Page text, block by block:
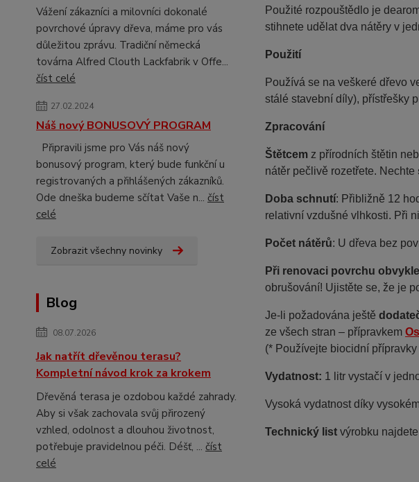
Vážení zákazníci a milovníci dokonalé
povrchové úpravy dřeva, máme pro vás
důležitou zprávu. Tradiční německá
továrna Alfred Clouth Lackfabrik v Offe...
číst celé
27.02.2024
Náš nový BONUSOVÝ PROGRAM
Připravili jsme pro Vás náš nový
bonusový program, který bude funkční u
registrovaných a přihlášených zákazníků.
Ode dneška budeme sčítat Vaše n... číst
celé
Zobrazit všechny novinky
Blog
08.07.2026
Jak natřít dřevěnou terasu?
Kompletní návod krok za krokem
Dřevěná terasa je ozdobou každé zahrady.
Aby si však zachovala svůj přirozený
vzhled, odolnost a dlouhou životnost,
potřebuje pravidelnou péči. Déšť, ... číst
celé
Použité rozpouštědlo je
stihnete udělat dva nátěry v
Použití
Používá se na veškeré dřevo
stálé stavební díly), přístřešky
Zpracování
Štětcemz přírodních štětin
nátěr pečlivě rozetřete. Nechte
Doba schnutí: Přibližně 12
relativní vzdušné vlhkosti. Při
Počet nátěrů: U dřeva bez
Při renovaci povrchu
obrušování! Ujistěte se, že je
Je-li požadována ještě
ze všech stran – přípravkem
(* Používejte biocidní
Vydatnost: 1 litr vystačí v
Vysoká vydatnost díky
Technický list výrobku